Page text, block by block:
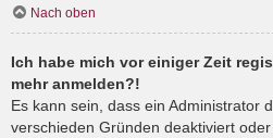
Nach oben
Ich habe mich vor einiger Zeit
mehr anmelden?!
Es kann sein, dass ein Administrator
verschieden Gründen deaktiviert